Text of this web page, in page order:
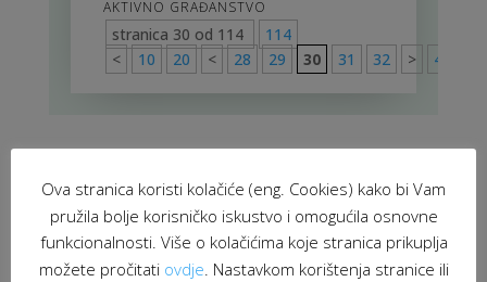
AKTIVNO GRAĐANSTVO
stranica 30 od 114
114
<
10 20 < 28 29 30 31 32 > 40
Ova stranica koristi kolačiće (eng. Cookies) kako bi Vam
pružila bolje korisničko iskustvo i omogućila osnovne
funkcionalnosti. Više o kolačićima koje stranica prikuplja
možete pročitati ovdje . Nastavkom korištenja stranice ili